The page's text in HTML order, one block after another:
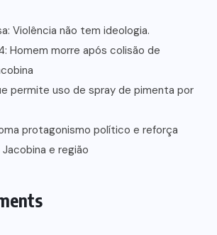
Violência não tem ideologia.
Homem morre após colisão de
permite uso de spray de pimenta por
protagonismo político e reforça
e região